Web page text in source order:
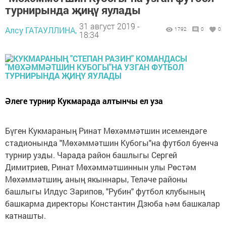
турнирында җиңү яулады
Алсу ГАТАУЛЛИНА, 31 август 2019 -
18:34
1792 0 0
Әлеге турнир Кукмарада алтынчы ел уза
Бүген Кукмараның Ринат Мөхәммәтшин исемендәге
стадионында "Мөхәммәтшин Кубогы"на футбол буенча
турнир узды. Чарада район башлыгы Сергей
Димитриев, Ринат Мөхәммәтшиннын улы Рөстәм
Мөхәммәтшиң, аның якыннары, Теләче районы
башлыгы Илдус Зарипов, "Рубин" футбол клубының
башкарма директоры Константин Дзюба һәм башкалар
катнашты.